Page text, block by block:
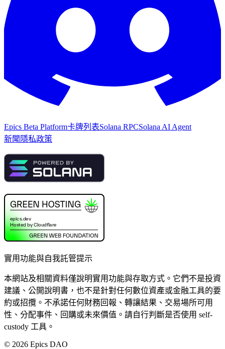
Epics Beta Platform卡牌列表Solana RPCSolana AI Agent
新聞 隱私政策
實用功能與自我託管提示
本網站及相關資料僅說明實用功能與存取方式。它們不是投資
建議、公開說明書，也不是針對任何數位資產或金融工具的要
約或招攬。不承諾任何財務回報、轉讓結果、交易場所可用
性、分配事件、回購或未來價值。請自行判斷是否使用 self-
custody 工具。
© 2026 Epics DAO